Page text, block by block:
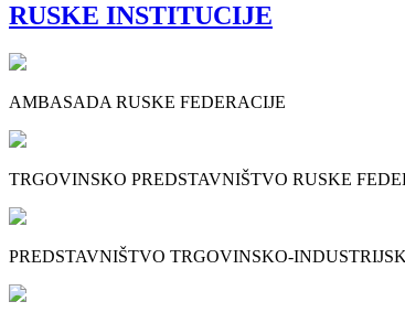
RUSKE INSTITUCIJE
AMBASADA RUSKE FEDERACIJE
TRGOVINSKO PREDSTAVNIŠTVO RUSKE
PREDSTAVNIŠTVO TRGOVINSKO-